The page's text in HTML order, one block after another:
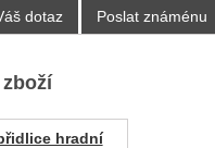
dotaz Poslat známénu
hradní